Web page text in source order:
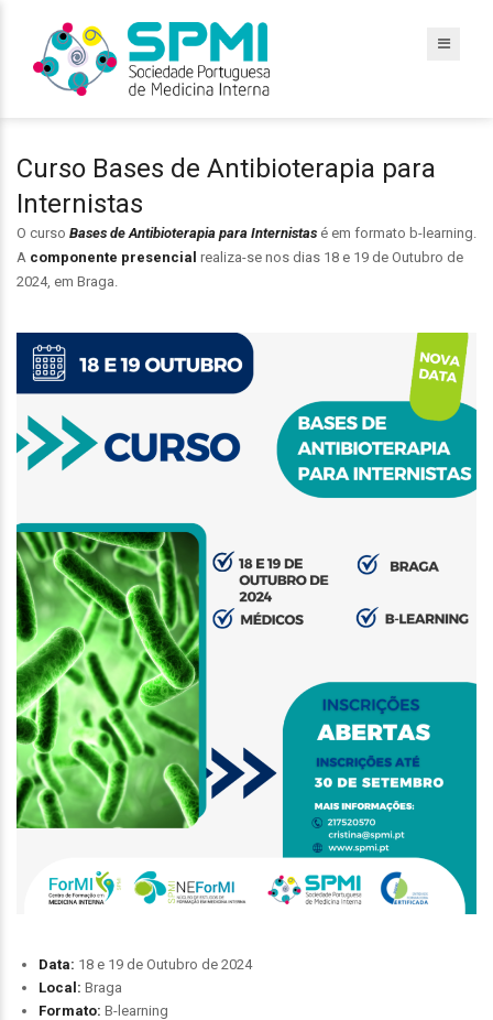
Curso Bases de Antibioterapia para
Internistas
O curso Bases de Antibioterapia para Internistas é em formato b-learning.
A componente presencial realiza-se nos dias 18 e 19 de Outubro de
2024, em Braga.
Data: 18 e 19 de Outubro de 2024
Local: Braga
Formato: B-learning